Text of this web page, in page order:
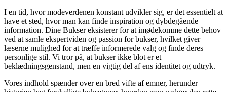
I en tid, hvor modeverdenen konstant udvikler sig, er det essentielt at
have et sted, hvor man kan finde inspiration og dybdegående
information. Dine Bukser eksisterer for at imødekomme dette behov
ved at samle ekspertviden og passion for bukser, hvilket giver
læserne mulighed for at træffe informerede valg og finde deres
personlige stil. Vi tror på, at bukser ikke blot er et
beklædningsgenstand, men en vigtig del af ens identitet og udtryk.
Vores indhold spænder over en bred vifte af emner, herunder